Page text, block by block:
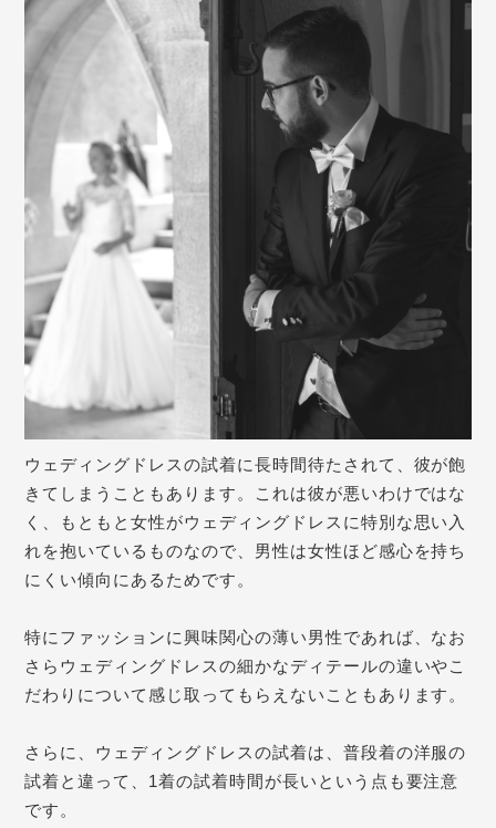
ウェディングドレスの試着に長時間待たされて、彼が飽
きてしまうこともあります。これは彼が悪いわけではな
く、もともと女性がウェディングドレスに特別な思い入
れを抱いているものなので、男性は女性ほど感心を持ち
にくい傾向にあるためです。
特にファッションに興味関心の薄い男性であれば、なお
さらウェディングドレスの細かなディテールの違いやこ
だわりについて感じ取ってもらえないこともあります。
さらに、ウェディングドレスの試着は、普段着の洋服の
試着と違って、1着の試着時間が長いという点も要注意
です。